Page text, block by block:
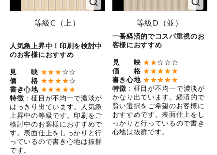
等級C（上）
人気急上昇中！印刷を検討中
のお客様におすすめ
見 映 ★★★ ☆☆
価 格 ★★★★☆
書き心地 ★★★★★
特徴 ：柾目が不均一で濃淡が
はっきり出ています。人気急
上昇中の等級です。印刷をご
検討中のお客様におすすめで
す。表面仕上をしっかりと行
っているので書き心地は抜群
です。
等級D（並）
一番経済的でコスパ重視のお
客様におすすめ
見 映 ★★☆☆☆
価 格 ★★★★★
書き心地 ★★★★★
特徴 ：柾目が不均一で濃淡が
かなり出ています。経済的で
賢い選択をご希望のお客様に
おすすめです。表面仕上をし
っかりと行っているので書き
心地は抜群です。